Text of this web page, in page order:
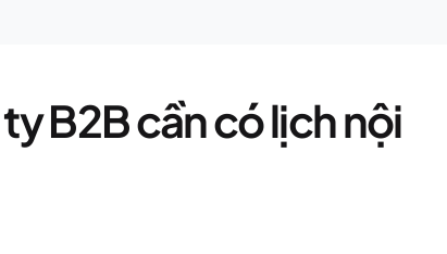
B2B cần có lịch nội